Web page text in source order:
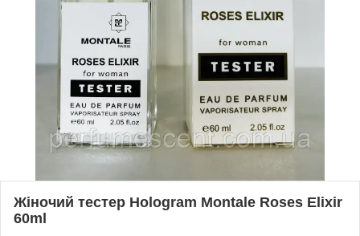
Жіночий тестер Hologram Montale Roses Elixir
60ml